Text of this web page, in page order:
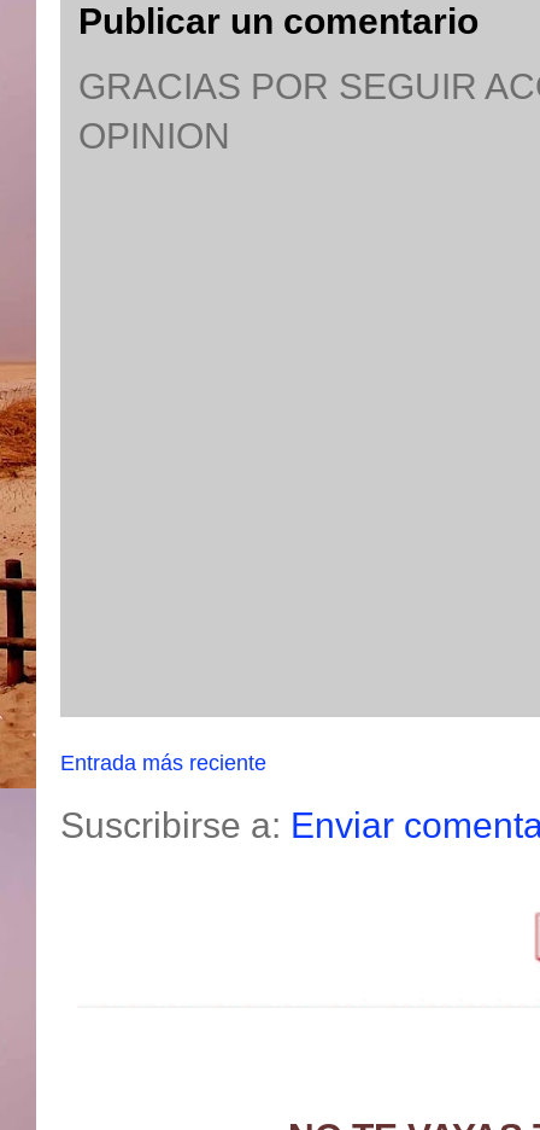
Publicar un comentario
GRACIAS POR SEGUIR
OPINION
Entrada más reciente
Suscribirse a: Enviar